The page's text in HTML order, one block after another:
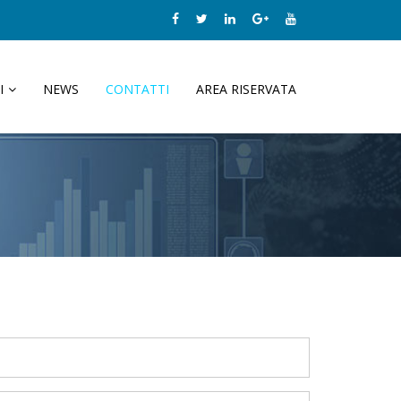
NEWS CONTATTI AREA RISERVATA